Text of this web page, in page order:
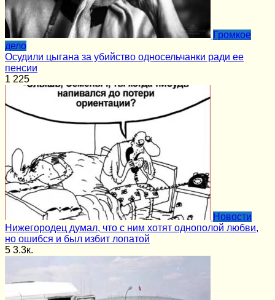
Громкое
дело
Осудили цыгана за убийство односельчанки ради ее
пенсии
1 225
Новости
Нижегородец думал, что с ним хотят однополой любви,
но ошибся и был избит лопатой
5 3.3к.